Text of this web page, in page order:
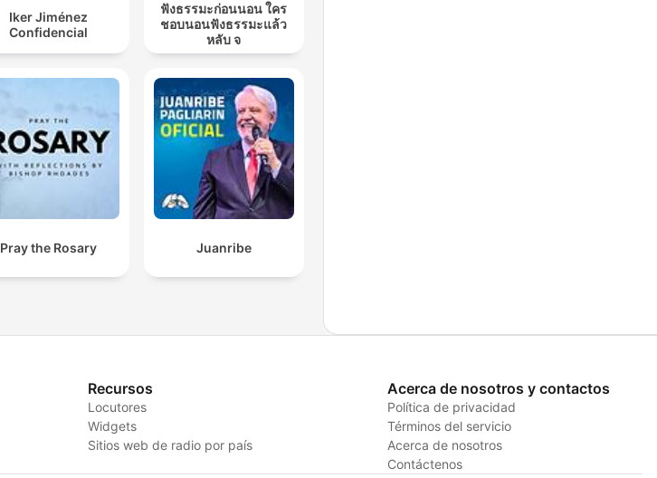
Iker Jiménez
Confidencial
ฟังธรรมะก่อนนอน ใคร
ชอบนอนฟังธรรมะแล้ว
หลับ จ
Pray the Rosary Juanribe
Recursos
Locutores
Widgets
Sitios web de radio por país
Acerca de nosotros y contactos
Política de privacidad
Términos del servicio
Acerca de nosotros
Contáctenos